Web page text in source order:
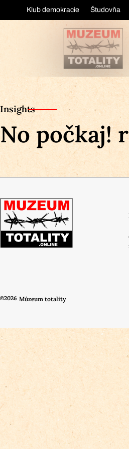
Klub demokracie Študovňa
Insights
No počkaj!
©2026 Múzeum totality